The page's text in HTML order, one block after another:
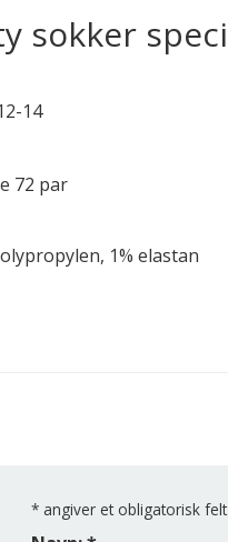
sokker
14
72 par
1% elastan
* angiver et obligatorisk felt